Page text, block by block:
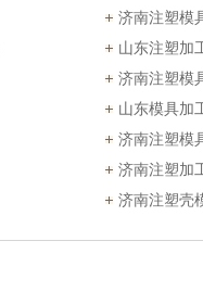
济南注塑模
山东注塑加
济南注塑模
山东模具加
济南注塑模
济南注塑加
济南注塑壳